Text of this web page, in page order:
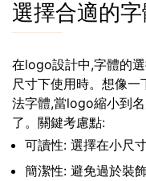
選擇合適的字
在logo設計中,字體的
尺寸下使用時。想像
法字體,當logo縮小到
了。關鍵考慮點:
可讀性: 選擇在小尺
簡潔性: 避免過於裝